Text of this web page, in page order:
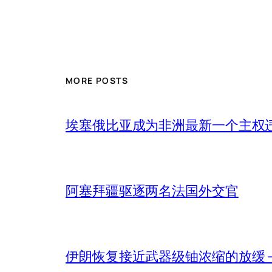
MORE POSTS
埃塞俄比亚成为非洲最新一个主权
阿塞拜疆驱逐两名法国外交官
伊朗恢复接近武器级铀浓缩的放缓